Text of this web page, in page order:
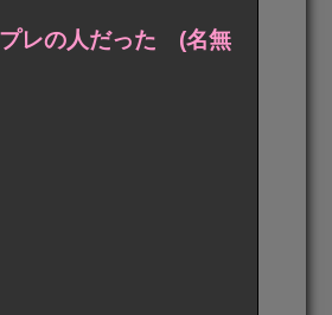
プレの人だった (名無